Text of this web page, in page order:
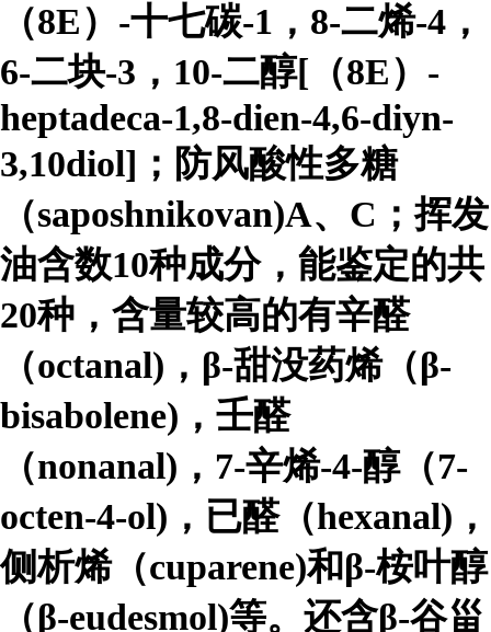
（8E）-十七碳-1，8-二烯-4，
6-二块-3，10-二醇[（8E）-
heptadeca-1,8-dien-4,6-diyn-
3,10diol]；防风酸性多糖
（saposhnikovan)A、C；挥发
油含数10种成分，能鉴定的共
20种，含量较高的有辛醛
（octanal)，β-甜没药烯（β-
bisabolene)，壬醛
（nonanal)，7-辛烯-4-醇（7-
octen-4-ol)，已醛（hexanal)，
侧析烯（cuparene)和β-桉叶醇
（β-eudesmol)等。还含β-谷甾